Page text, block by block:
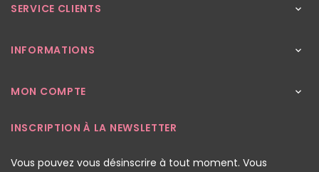
SERVICE CLIENTS 
INFORMATIONS 
MON COMPTE 
INSCRIPTION À LA NEWSLETTER
Vous pouvez vous désinscrire à tout moment. Vous